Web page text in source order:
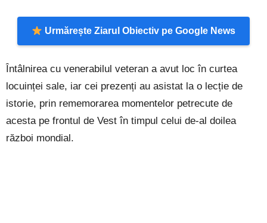
Urmărește Ziarul Obiectiv pe Google News
Întâlnirea cu venerabilul veteran a avut loc în curtea
locuinței sale, iar cei prezenți au asistat la o lecție de
istorie, prin rememorarea momentelor petrecute de
acesta pe frontul de Vest în timpul celui de-al doilea
război mondial.